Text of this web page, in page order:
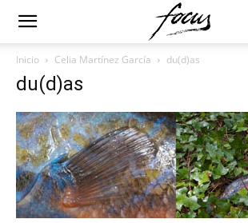
Inicio Celia Martínez García du(d)as
du(d)as